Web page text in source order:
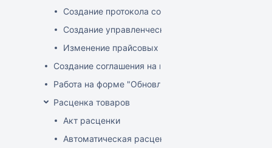
Создание протокола согласования цен
Создание управленческого прайса
Изменение прайсовых цен
Создание соглашения на поставку
Работа на форме "Обновление розничных цен"
Расценка товаров
Акт расценки
Автоматическая расценка при проведении